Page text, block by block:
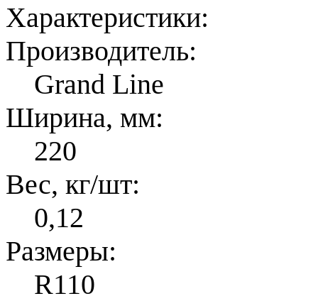
Характеристики:
Производитель:
Grand Line
Ширина, мм:
220
Вес, кг/шт:
0,12
Размеры:
R110